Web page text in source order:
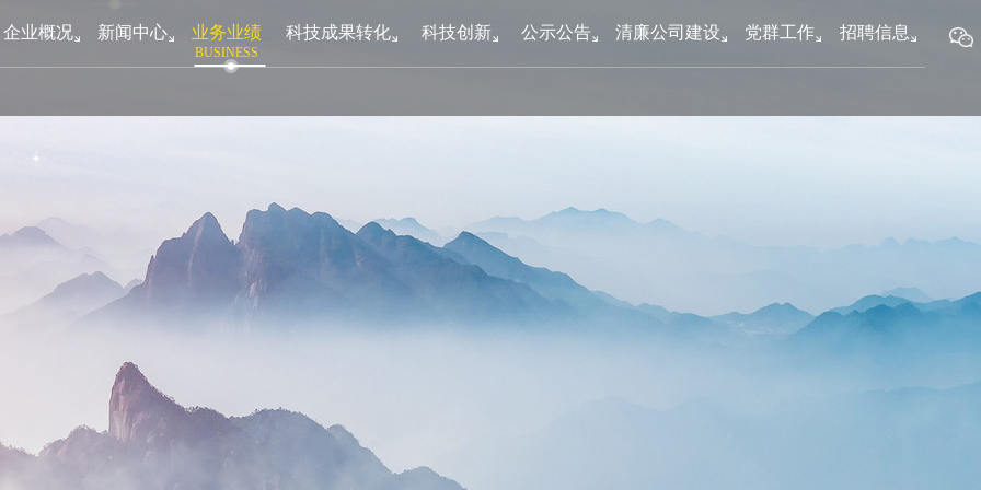
企业概况 新闻中心 业务业绩
BUSINESS
科技成果转化 科技创新 公示公告 清廉公司建设 党群工作 招聘信息